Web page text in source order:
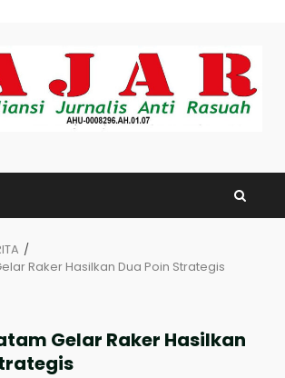
Raker Hasilkan Dua Poin Strategis
Gelar Raker Hasilkan